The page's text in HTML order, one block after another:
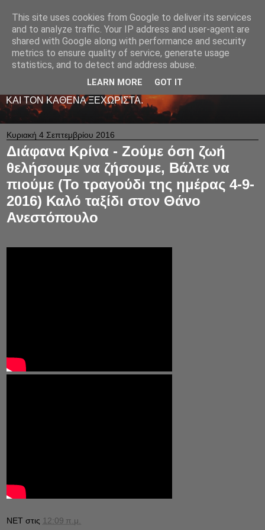
LIVE RADIO NET
ΤΟ ΠΡΩΤΟ ΖΩΝΤΑΝΟ ΜΟΥΣΙΚΟ ΡΑΔΙΟΦΩΝΟ ΣΤΟ
ΙΝΤΕΡΝΕΤ. 24 ΩΡΕΣ ΤΟ 24ΩΡΟ ΠΑΙΖΕΙ ΚΑΛΗ
ΕΛΛΗΝΙΚΗ ΜΟΥΣΙΚΗ ΑΠΟ LIVE - ΚΑΙ ΟΧΙ ΜΟΝΟ
ΚΑΙ ΤΟΝ ΚΑΘΕΝΑ ΞΕΧΩΡΙΣΤΑ.
Κυριακή 4 Σεπτεμβρίου 2016
Διάφανα Κρίνα - Ζούμε όση ζωή
θελήσουμε να ζήσουμε, Βάλτε να
πιούμε (Το τραγούδι της ημέρας 4-9-
2016) Καλό ταξίδι στον Θάνο
Ανεστόπουλο
NET στις 12:09 π.μ.
This site uses cookies from Google to deliver its services
and to analyze traffic. Your IP address and user-agent are
shared with Google along with performance and security
metrics to ensure quality of service, generate usage
statistics, and to detect and address abuse.
LEARN MORE GOT IT